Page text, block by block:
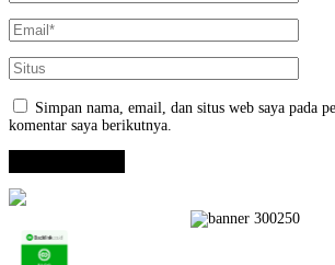
Simpan nama, email, dan situs web saya pada
komentar saya berikutnya.